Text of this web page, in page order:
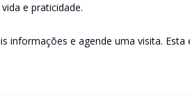
e praticidade.
informações e agende uma visita.